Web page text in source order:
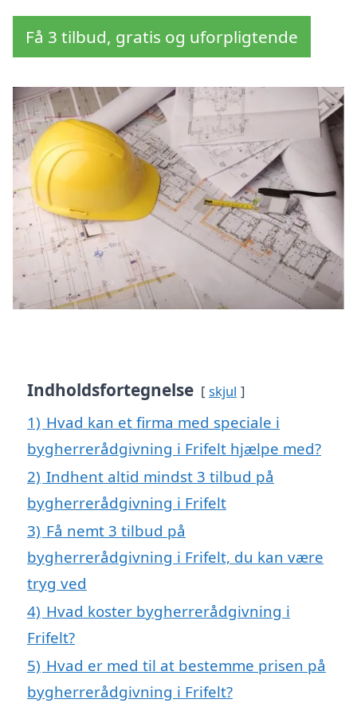
Få 3 tilbud, gratis og uforpligtende
Indholdsfortegnelse skjul
1) Hvad kan et firma med speciale i
bygherrerådgivning i Frifelt hjælpe med?
2) Indhent altid mindst 3 tilbud på
bygherrerådgivning i Frifelt
3) Få nemt 3 tilbud på
bygherrerådgivning i Frifelt, du kan være
tryg ved
4) Hvad koster bygherrerådgivning i
Frifelt?
5) Hvad er med til at bestemme prisen på
bygherrerådgivning i Frifelt?